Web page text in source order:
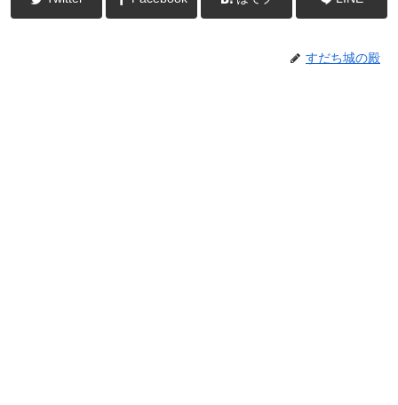
すだち城の殿